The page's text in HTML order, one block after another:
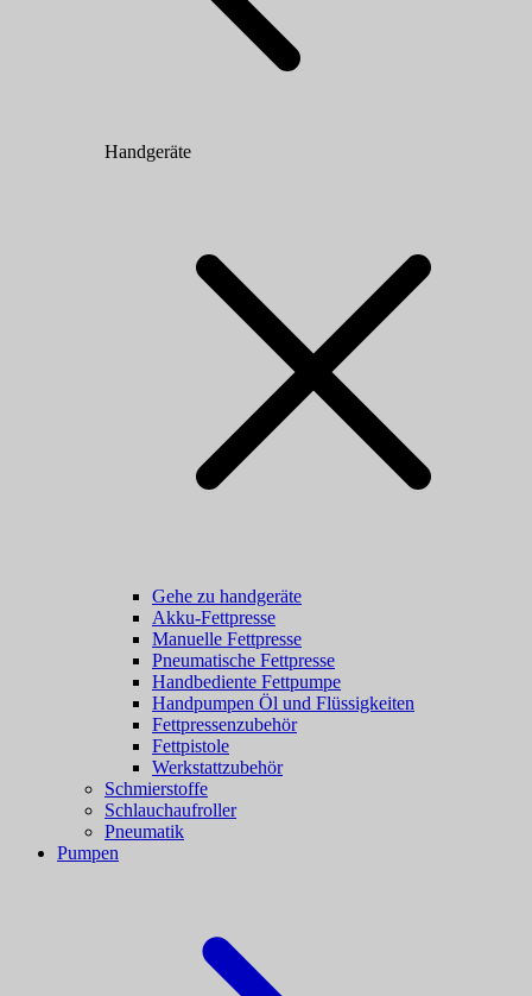
Handgeräte
Gehe zu handgeräte
Akku-Fettpresse
Manuelle Fettpresse
Pneumatische Fettpresse
Handbediente Fettpumpe
Handpumpen Öl und Flüssigkeiten
Fettpressenzubehör
Fettpistole
Werkstattzubehör
Schmierstoffe
Schlauchaufroller
Pneumatik
Pumpen